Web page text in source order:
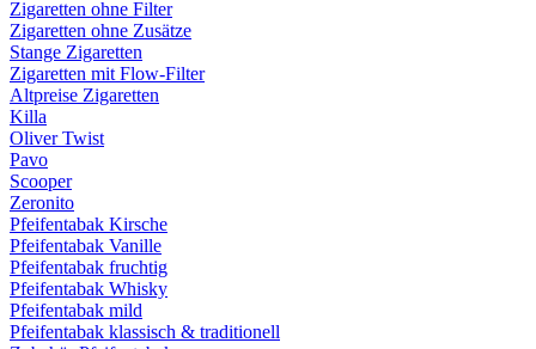
Zigaretten ohne Filter
Zigaretten ohne Zusätze
Stange Zigaretten
Zigaretten mit Flow-Filter
Altpreise Zigaretten
Killa
Oliver Twist
Pavo
Scooper
Zeronito
Pfeifentabak Kirsche
Pfeifentabak Vanille
Pfeifentabak fruchtig
Pfeifentabak Whisky
Pfeifentabak mild
Pfeifentabak klassisch & traditionell